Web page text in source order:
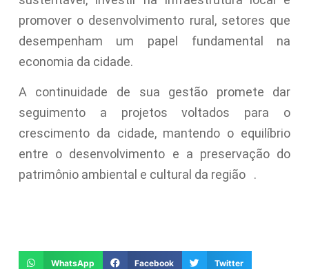
promover o desenvolvimento rural, setores que
desempenham um papel fundamental na
economia da cidade.
A continuidade de sua gestão promete dar
seguimento a projetos voltados para o
crescimento da cidade, mantendo o equilíbrio
entre o desenvolvimento e a preservação do
patrimônio ambiental e cultural da região
.
WhatsApp Facebook Twitter